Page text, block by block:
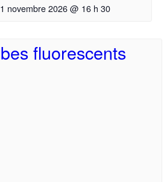
1 novembre 2026 @ 16 h 30